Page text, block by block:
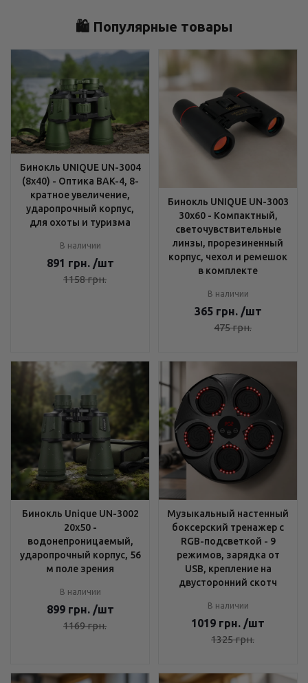
🛍️ Популярные товары
Бинокль UNIQUE UN-3004
(8x40) - Оптика BAK-4, 8-
кратное увеличение,
ударопрочный корпус,
для охоты и туризма
В наличии
891 грн. /шт
1158грн.
Бинокль UNIQUE UN-3003
30x60 - Компактный,
светочувствительные
линзы, прорезиненный
корпус, чехол и ремешок
в комплекте
В наличии
365 грн. /шт
475грн.
Бинокль Unique UN-3002
20x50 -
водонепроницаемый,
ударопрочный корпус, 56
м поле зрения
В наличии
899 грн. /шт
1169грн.
Музыкальный настенный
боксерский тренажер с
RGB-подсветкой - 9
режимов, зарядка от
USB, крепление на
двусторонний скотч
В наличии
1019 грн. /шт
1325грн.